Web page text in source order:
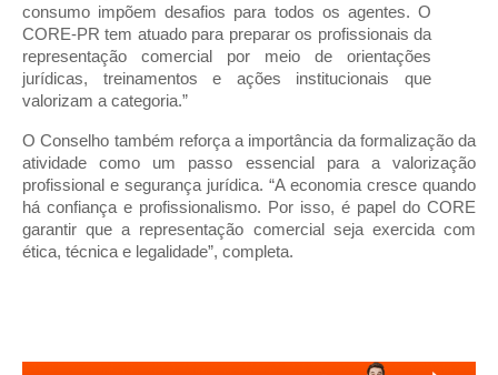
consumo impõem desafios para todos os agentes. O
CORE-PR tem atuado para preparar os profissionais da
representação comercial por meio de orientações
jurídicas, treinamentos e ações institucionais que
valorizam a categoria.”
O Conselho também reforça a importância da formalização da
atividade como um passo essencial para a valorização
profissional e segurança jurídica. “A economia cresce quando
há confiança e profissionalismo. Por isso, é papel do CORE
garantir que a representação comercial seja exercida com
ética, técnica e legalidade”, completa.